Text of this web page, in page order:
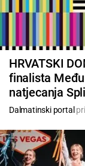
HRVATSKI
finalista
natjecanja
Dalmatinski portal